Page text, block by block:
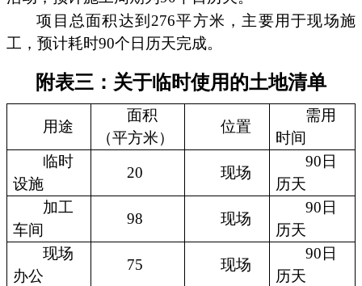
项目总面积达到276平方米，主要用于现场施
工，预计耗时90个日历天完成。
附表三：关于临时使用的土地清单
用途
面积
（平方米）
位置
需用
时间
临时
设施
20 现场
90日
历天
加工
车间
98 现场
90日
历天
现场
办公
75 现场
90日
历天